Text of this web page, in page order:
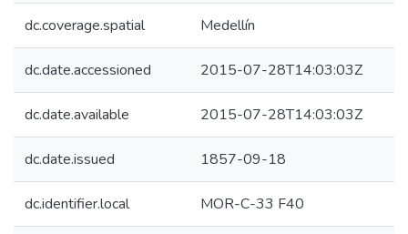
dc.coverage.spatial Medellín
dc.date.accessioned 2015-07-28T14:03:03Z
dc.date.available 2015-07-28T14:03:03Z
dc.date.issued 1857-09-18
dc.identifier.local MOR-C-33 F40